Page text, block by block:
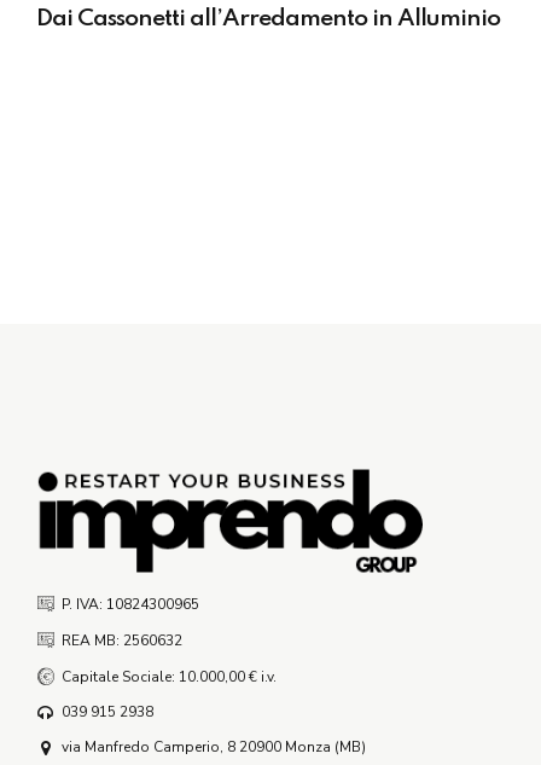
Dai Cassonetti all’Arredamento in Alluminio
P. IVA: 10824300965
REA MB: 2560632
Capitale Sociale: 10.000,00 € i.v.
039 915 2938
via Manfredo Camperio, 8 20900 Monza (MB)